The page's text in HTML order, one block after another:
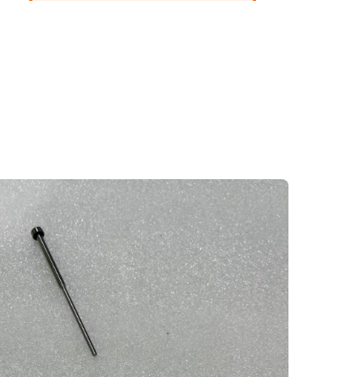
CNC工程塑料零件加工
CNC不锈钢零件加工